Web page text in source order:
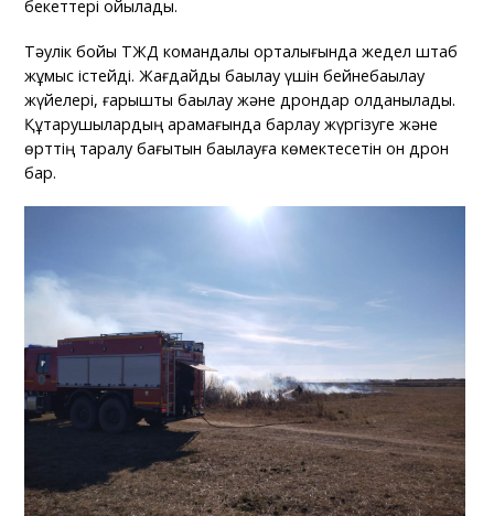
бекеттері қойылады.
Тәулік бойы ТЖД командалық орталығында жедел штаб
жұмыс істейді. Жағдайды бақылау үшін бейнебақылау
жүйелері, ғарыштық бақылау және дрондар қолданылады.
Құтқарушылардың қарамағында барлау жүргізуге және
өрттің таралу бағытын бақылауға көмектесетін он дрон
бар.